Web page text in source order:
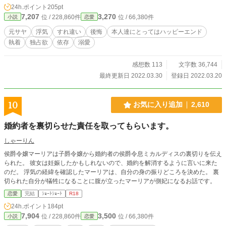
24h.ポイント 205pt
小説 7,207 位 / 228,860件 恋愛 3,270 位 / 66,380件
元サヤ 浮気 すれ違い 後悔
本人達にとってはハッピーエンド
執着
独占欲 依存 溺愛
感想数 113
文字数 36,744
最終更新日 2022.03.30
登録日 2022.03.20
10 お気に入り追加 2,610
婚約者を裏切らせた責任を取ってもらいます。
しゃーりん
侯爵令嬢マーリアは子爵令嬢から婚約者の侯爵令息ミカルディスの裏切りを伝え
られた。 彼女は妊娠したかもしれないので、婚約を解消するように言いに来た
のだ。 浮気の経緯を確認したマーリアは、自分の身の振りどころを決めた。 裏
切られた自分が犠牲になることに腹が立ったマーリアが側妃になるお話です。
恋愛 完結 ｼｮｰﾄｼｮｰﾄ R18
24h.ポイント 184pt
小説 7,904 位 / 228,860件 恋愛 3,500 位 / 66,380件